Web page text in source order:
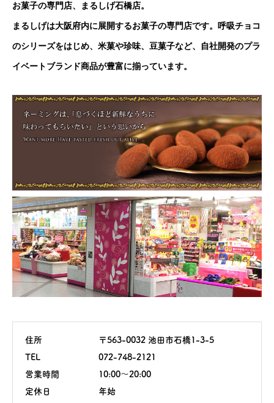
お菓子の専門店、まるしげ石橋店。
まるしげは大阪府内に展開するお菓子の専門店です。呼吸チョコ
のシリーズをはじめ、米菓や珍味、豆菓子など、自社開発のプラ
イベートブランド商品が豊富に揃っています。
住所
〒563-0032 池田市石橋1-3-5
TEL
072-748-2121
営業時間
10:00～20:00
定休日
年始